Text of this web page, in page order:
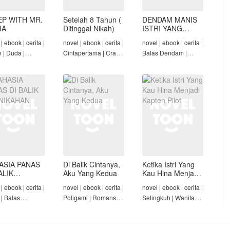
WITH MR.
ebook | cerita |
| Duda |
Setelah 8 Tahun (
Ditinggal Nikah)
novel | ebook | cerita |
Cintapertama | Crazy
Cinta Seiring Waktu |
Tamat
DENDAM MANIS
ISTRI YANG
novel | ebook | cerita |
Balas Dendam |
CEO | Tamat
PANAS
ebook | cerita |
Balas
Di Balik Cintanya,
Aku Yang Kedua
novel | ebook | cerita |
Poligami | Romansa |
Ketika Istri Yang
Kau Hina Menjadi
novel | ebook | cerita |
Selingkuh | Wanita